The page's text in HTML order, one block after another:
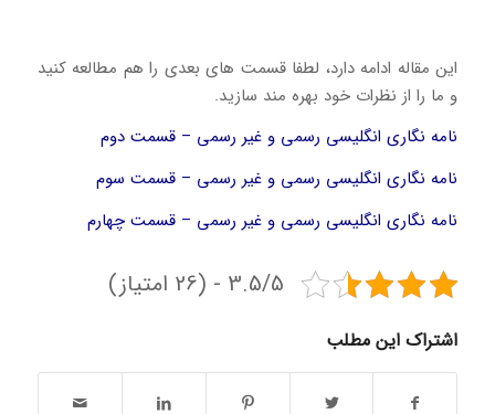
این مقاله ادامه دارد، لطفا قسمت های بعدی را هم مطالعه کنید
و ما را از نظرات خود بهره مند سازید.
نامه نگاری انگلیسی رسمی و غیر رسمی – قسمت دوم
نامه نگاری انگلیسی رسمی و غیر رسمی – قسمت سوم
نامه نگاری انگلیسی رسمی و غیر رسمی – قسمت چهارم
3.5/5 - (26 امتیاز)
اشتراک این مطلب